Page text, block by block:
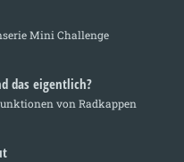
Mini Challenge
das eigentlich?
von Radkappen